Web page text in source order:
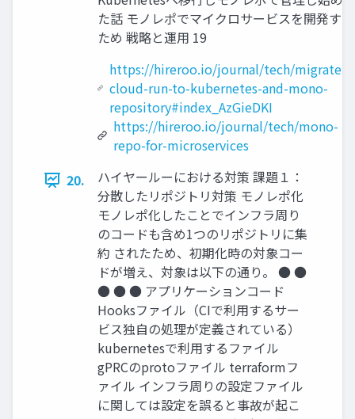
た話 モノレポでマイクロサービスを開発する
ため 戦略と運用 19
https://hireroo.io/journal/tech/migrate-
cloud-run-to-kubernetes-and-mono-
repository#index_AzGieDKI
https://hireroo.io/journal/tech/mono-
repo-for-microservices
20.
ハイヤールーにおける対策 課題１：
分散したリポジトリ対策 モノレポ化
モノレポ化したことでインフラ周り
のコードも含め1つのリポジトリに集
約 されたため、初期化時の対象コー
ドが増え、対象は以下の通り。 ● ●
● ● ● アプリケーションコード
Hooksファイル（CIで利用するサー
ビス独自の処理が定義されている）
kubernetesで利用するファイル
gPRCのprotoファイル terraformフ
ァイル インフラ周りの設定ファイル
に関しては設定を誤ると事故が起こ